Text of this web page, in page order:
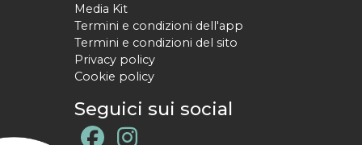
Media Kit
Termini e condizioni dell'app
Termini e condizioni del sito
Privacy policy
Cookie policy
Seguici sui social